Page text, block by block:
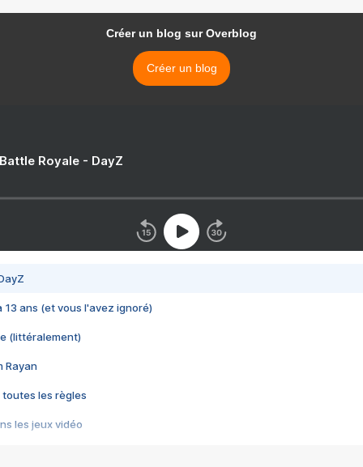
Créer un blog sur Overblog
Créer un blog
Royale - DayZ
13 ans (et vous l'avez ignoré)
(littéralement)
Rayan
toutes les règles
les jeux vidéo